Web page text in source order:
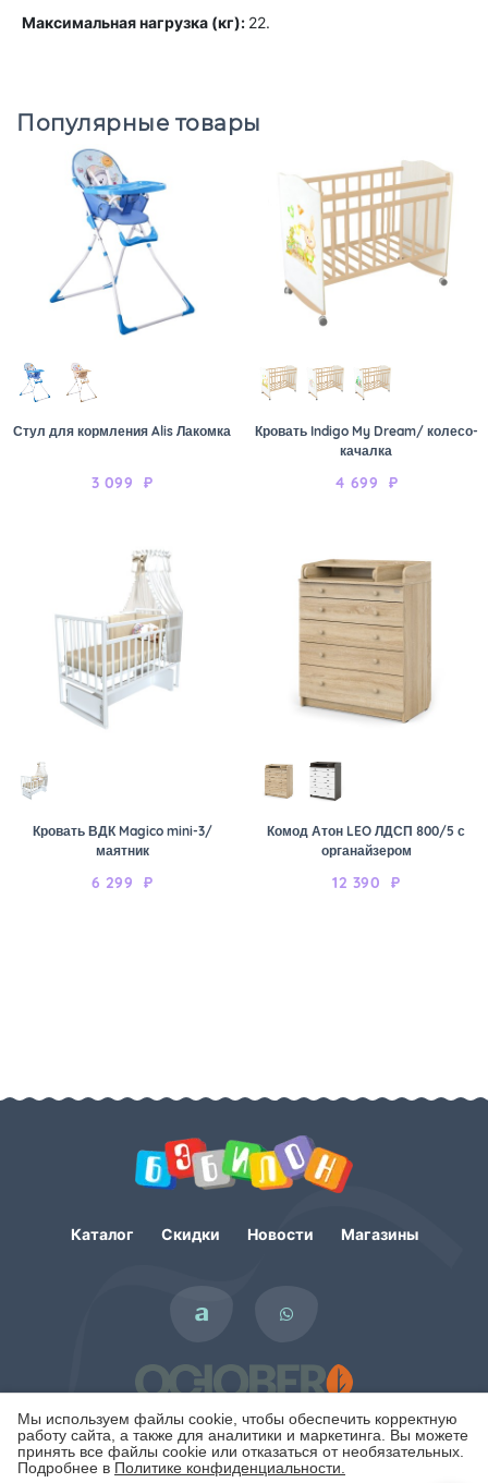
Мы используем файлы cookie, чтобы обеспечить корректную
работу сайта, а также для аналитики и маркетинга. Вы можете
принять все файлы cookie или отказаться от необязательных.
Подробнее в Политике конфиденциальности.
Максимальная нагрузка (кг): 22.
Популярные товары
Стул для кормления Alis Лакомка
3 099 ₽
Кровать Indigo My Dream/ колесо-
качалка
4 699 ₽
Кровать ВДК Magico mini-3/
маятник
6 299 ₽
Комод Атон LEO ЛДСП 800/5 с
органайзером
12 390 ₽
Каталог Скидки Новости Магазины